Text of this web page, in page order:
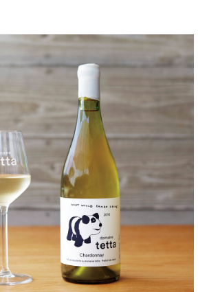
あの駅この駅
岡山育ちのアイスバー
とうちの果実 清涼飲料水
雑貨シリーズ
るジャージー 瀬戸田レモン
蒜山ショコラ
蒜山ショコラクッキーズ
うちのおいしいシリーズ
生スフレ ふわり～ぬ
とうちの果実 チューハイ
ら探す
タグ・キーワードから探す
第15回 未来へつなぐ人
化 第13回 せとうちの海を育む山々
第11回 せとうち
後の果物 第9回 岡山・備後のうめぇもん
美作市/西粟倉村/奈義町/勝央町
和気町/赤磐市 第5回 津山市/鏡野町/吉備中央町/久米南町/美咲町
Urara
SAKU美SAKU楽
SETOUCHI TRAIN
La Malle de Bois
地酒列車
スローライフ列車
ABOUT
JR岡山の地域共生
さとおこしプロジェクトとは
活動内容